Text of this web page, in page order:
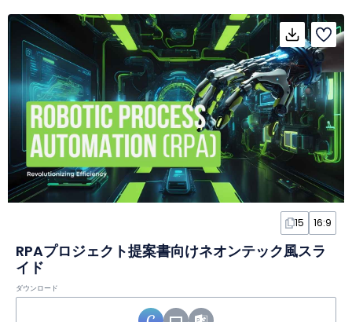
15 16:9
RPAプロジェクト提案書向けネオンテック風スラ
イド
ダウンロード